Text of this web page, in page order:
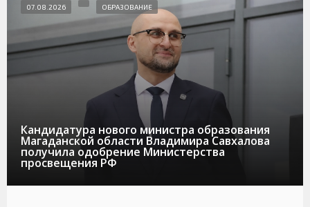
Кандидатура нового министра образования
Магаданской области Владимира Савхалова
получила одобрение Министерства
просвещения РФ
07.08.2026 ОБРАЗОВАНИЕ